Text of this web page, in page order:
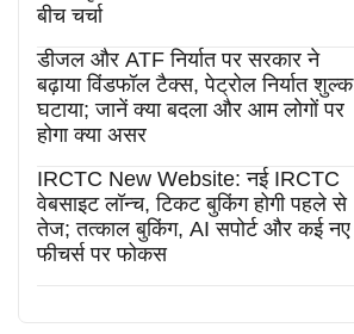
बीच चर्चा
डीजल और ATF निर्यात पर सरकार ने
बढ़ाया विंडफॉल टैक्स, पेट्रोल निर्यात शुल्क
घटाया; जानें क्या बदला और आम लोगों पर
होगा क्या असर
IRCTC New Website: नई IRCTC
वेबसाइट लॉन्च, टिकट बुकिंग होगी पहले से
तेज; तत्काल बुकिंग, AI सपोर्ट और कई नए
फीचर्स पर फोकस